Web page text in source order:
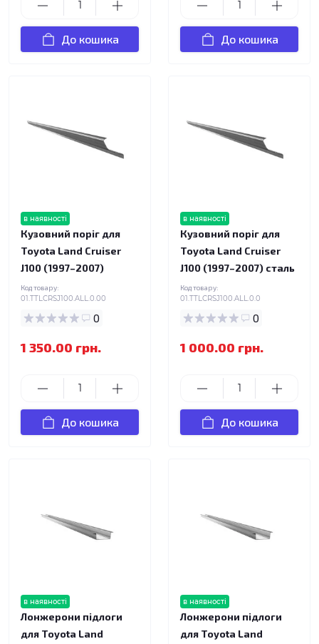
До кошика До кошика
в наявності
Кузовний поріг для
Toyota Land Cruiser
J100 (1997–2007)
Код товару:
01.TTLCRSJ100.ALL.0.00
0
1 350.00 грн.
До кошика
в наявності
Кузовний поріг для
Toyota Land Cruiser
J100 (1997–2007) сталь
Код товару:
01.TTLCRSJ100.ALL.0.0
0
1 000.00 грн.
До кошика
в наявності
Лонжерони підлоги
для Toyota Land
в наявності
Лонжерони підлоги
для Toyota Land